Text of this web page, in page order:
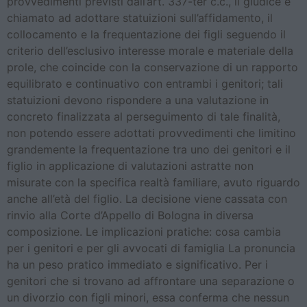
chiamato ad adottare statuizioni sull’affidamento, il
collocamento e la frequentazione dei figli seguendo il
criterio dell’esclusivo interesse morale e materiale della
prole, che coincide con la conservazione di un rapporto
equilibrato e continuativo con entrambi i genitori; tali
statuizioni devono rispondere a una valutazione in
concreto finalizzata al perseguimento di tale finalità,
non potendo essere adottati provvedimenti che limitino
grandemente la frequentazione tra uno dei genitori e il
figlio in applicazione di valutazioni astratte non
misurate con la specifica realtà familiare, avuto riguardo
anche all’età del figlio. La decisione viene cassata con
rinvio alla Corte d’Appello di Bologna in diversa
composizione. Le implicazioni pratiche: cosa cambia
per i genitori e per gli avvocati di famiglia La pronuncia
ha un peso pratico immediato e significativo. Per i
genitori che si trovano ad affrontare una separazione o
un divorzio con figli minori, essa conferma che nessun